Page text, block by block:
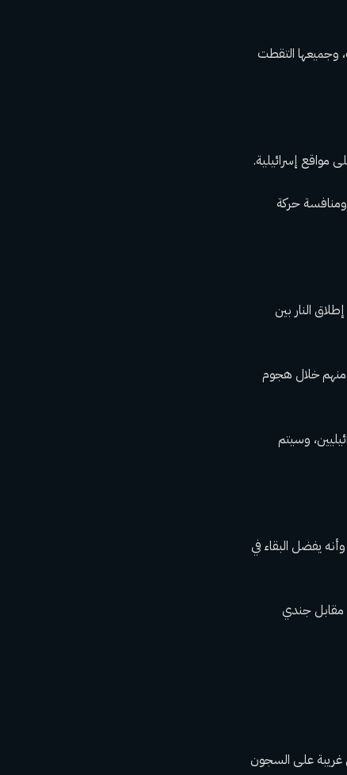
وجميعها التقطت
حركة
النار بين
في المرحلة الأولى من الصفقة، من المتوقع أن تطلق حماس سراح 33 رهينة إسرائيلية – تم أخذ 31 منهم خلال هجوم
وسيتم
يفضل البقاء في
فلسطينيين مقابل جندي
غريبة على السجون